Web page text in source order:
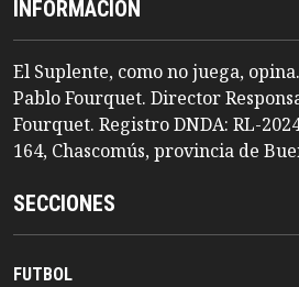
INFORMACION
El Suplente, como no juega,
Pablo Fourquet. Director
Fourquet. Registro DNDA: RL-
164, Chascomús, provincia de
SECCIONES
FUTBOL